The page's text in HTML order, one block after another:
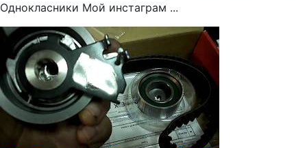
Однокласники Мой инстаграм ...